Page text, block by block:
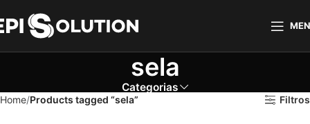
sela
Categorias
Home Products tagged “sela” Filtros